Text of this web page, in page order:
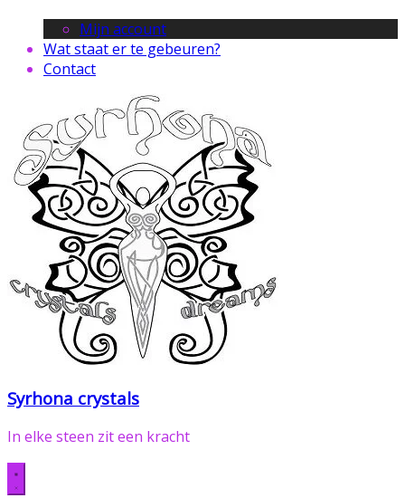
Mijn account
Wat staat er te gebeuren?
Contact
Syrhona crystals
In elke steen zit een kracht